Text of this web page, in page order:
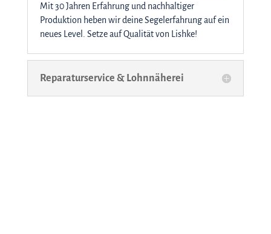
Mit 30 Jahren Erfahrung und nachhaltiger
Produktion heben wir deine Segelerfahrung auf ein
neues Level. Setze auf Qualität von Lishke!
Reparaturservice & Lohnnäherei